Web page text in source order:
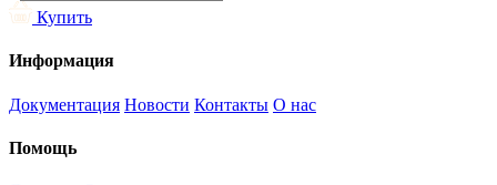
Купить
Информация
Документация Новости Контакты О нас
Помощь